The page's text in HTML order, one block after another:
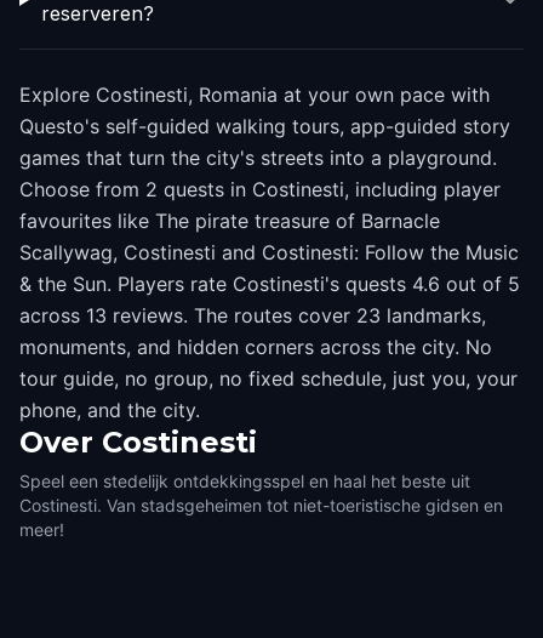
reserveren?
Explore Costinesti, Romania at your own pace with
Questo's self-guided walking tours, app-guided story
games that turn the city's streets into a playground.
Choose from 2 quests in Costinesti, including player
favourites like The pirate treasure of Barnacle
Scallywag, Costinesti and Costinesti: Follow the Music
& the Sun. Players rate Costinesti's quests 4.6 out of 5
across 13 reviews. The routes cover 23 landmarks,
monuments, and hidden corners across the city. No
tour guide, no group, no fixed schedule, just you, your
phone, and the city.
Over Costinesti
Speel een stedelijk ontdekkingsspel en haal het beste uit
Costinesti. Van stadsgeheimen tot niet-toeristische gidsen en
meer!